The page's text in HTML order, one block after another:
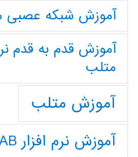
آموزش شبکه عصبی
آموزش قدم به قدم
متلب
آموزش متلب
آموزش نرم افزار MATLAB